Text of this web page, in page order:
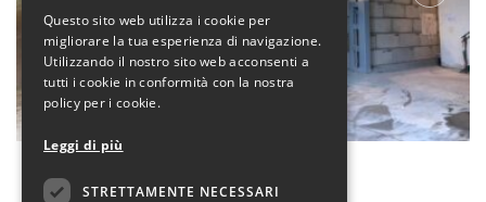
Questo sito web utilizza i cookie per
migliorare la tua esperienza di navigazione.
Utilizzando il nostro sito web acconsenti a
tutti i cookie in conformità con la nostra
policy per i cookie.
Leggi di più
STRETTAMENTE NECESSARI